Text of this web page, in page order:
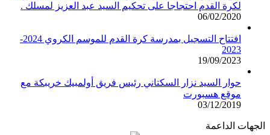
لكرة القدم احتجاجا على تحكيم السيد عبد العزيز لمسلك .
06/02/2020
افتتاح التسجيل بمدرسة كرة القدم للموسم الكروي 2024-
2023
19/09/2023
حوار السيد نزار السكتاني رئيس فريق أولمبيك خريبكة مع
موقع هسبورت
03/12/2019
الجهات الداعمة